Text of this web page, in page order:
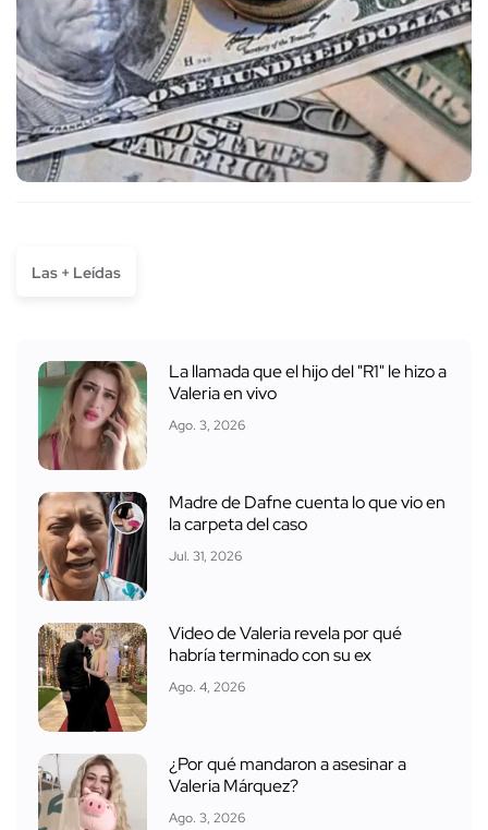
Las + Leídas
La llamada que el hijo del "R1" le hizo a
Valeria en vivo
Ago. 3, 2026
Madre de Dafne cuenta lo que vio en
la carpeta del caso
Jul. 31, 2026
Video de Valeria revela por qué
habría terminado con su ex
Ago. 4, 2026
¿Por qué mandaron a asesinar a
Valeria Márquez?
Ago. 3, 2026